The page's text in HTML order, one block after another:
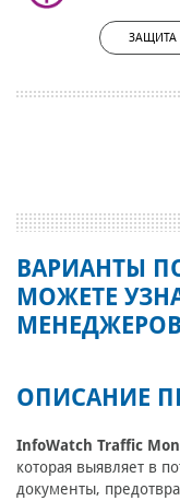
ВАРИАНТЫ
МОЖЕТЕ
ОПИСАНИЕ
InfoWatch Traffic
которая выявляет в
документы,